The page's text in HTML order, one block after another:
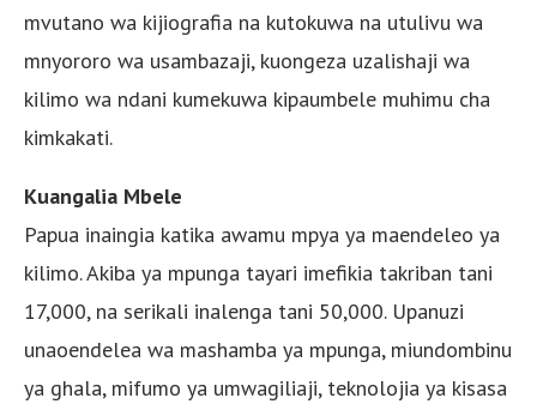
mvutano wa kijiografia na kutokuwa na utulivu wa
mnyororo wa usambazaji, kuongeza uzalishaji wa
kilimo wa ndani kumekuwa kipaumbele muhimu cha
kimkakati.
Kuangalia Mbele
Papua inaingia katika awamu mpya ya maendeleo ya
kilimo. Akiba ya mpunga tayari imefikia takriban tani
17,000, na serikali inalenga tani 50,000. Upanuzi
unaoendelea wa mashamba ya mpunga, miundombinu
ya ghala, mifumo ya umwagiliaji, teknolojia ya kisasa